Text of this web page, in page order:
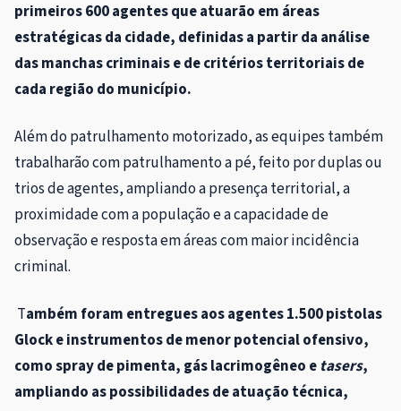
primeiros 600 agentes que atuarão em áreas
estratégicas da cidade, definidas a partir da análise
das manchas criminais e de critérios territoriais de
cada região do município.
Além do patrulhamento motorizado, as equipes também
trabalharão com patrulhamento a pé, feito por duplas ou
trios de agentes, ampliando a presença territorial, a
proximidade com a população e a capacidade de
observação e resposta em áreas com maior incidência
criminal.
Também foram entregues aos agentes 1.500 pistolas
Glock e instrumentos de menor potencial ofensivo,
como spray de pimenta, gás lacrimogêneo e tasers,
ampliando as possibilidades de atuação técnica,